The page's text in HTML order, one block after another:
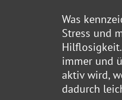
Was
Stress und
immer und
aktiv wird,
dadurch